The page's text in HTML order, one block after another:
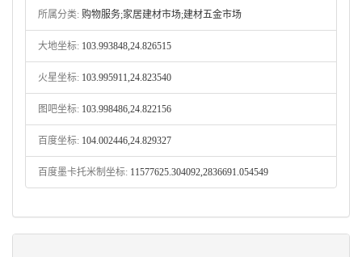
所属分类: 购物服务;家居建材市场;建材五金市场
大地坐标: 103.993848,24.826515
火星坐标: 103.995911,24.823540
图吧坐标: 103.998486,24.822156
百度坐标: 104.002446,24.829327
百度墨卡托米制坐标: 11577625.304092,2836691.054549